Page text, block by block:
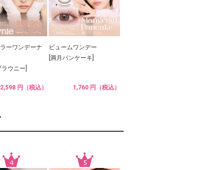
ーワンデーナ
ラウニー]
2,598 円（税込）
ビュームワンデー
[満月パンケーキ]
1,760 円（税込）